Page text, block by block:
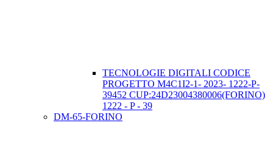
TECNOLOGIE DIGITALI CODICE
PROGETTO M4C1I2-1- 2023- 1222-P-
39452 CUP:24D23004380006(FORINO)
1222 - P - 39
DM-65-FORINO